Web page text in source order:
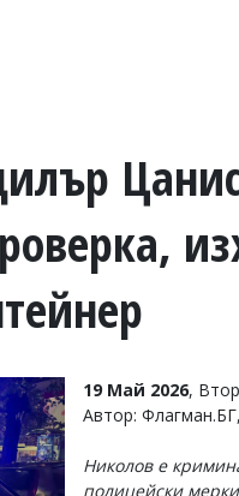
19 Май 2026,
Автор:
Николов е
полицейски мерки